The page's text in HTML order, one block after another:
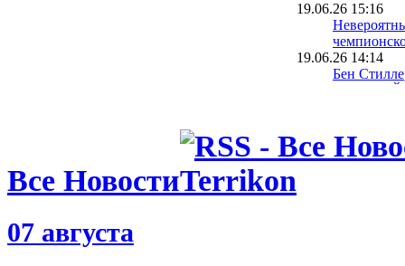
19.06.26 15:16
19.06.26 14:14
Бен
Финал
Сан-
Все Новости
07 августа